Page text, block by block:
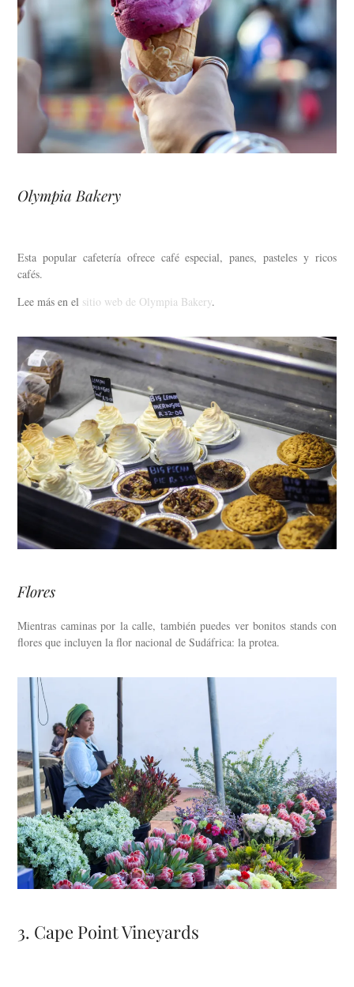
Olympia Bakery
Esta popular cafetería ofrece café especial, panes, pasteles y ricos
cafés.
Lee más en el sitio web de Olympia Bakery.
Flores
Mientras caminas por la calle, también puedes ver bonitos stands con
flores que incluyen la flor nacional de Sudáfrica: la protea.
3. Cape Point Vineyards